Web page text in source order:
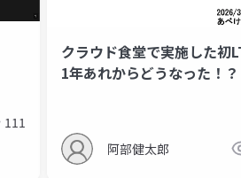
デジタルツイン 3dgs 3dスキャン
111
クラウド食堂で実施した初
1年あれからどうなった！？
阿部健太郎